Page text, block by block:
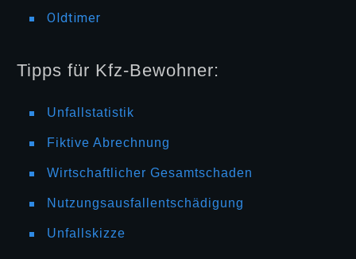
Oldtimer
Tipps für Kfz-Bewohner:
Unfallstatistik
Fiktive Abrechnung
Wirtschaftlicher Gesamtschaden
Nutzungsausfallentschädigung
Unfallskizze